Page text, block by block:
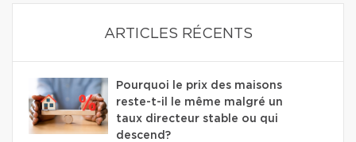
ARTICLES RÉCENTS
Pourquoi le prix des maisons
reste-t-il le même malgré un
taux directeur stable ou qui
descend?